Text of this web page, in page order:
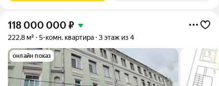
118 000 000 ₽
222,8 м² 5-комн. квартира 3 этаж из 4
онлайн показ